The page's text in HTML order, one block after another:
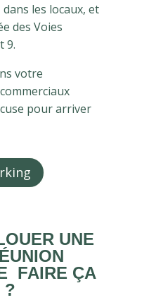
dans les locaux, et
des Voies
9.
votre
pour arriver
UNE
FAIRE ÇA
?